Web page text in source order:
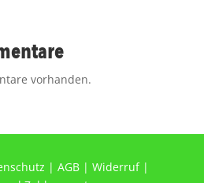
vorhanden.
| AGB| Widerruf|